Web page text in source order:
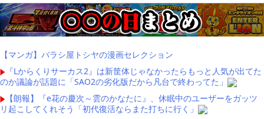
【マンガ】バラシ屋トシヤの漫画セレクション
『Lからくりサーカス2』は新筐体じゃなかったらもっと人気が出てた
のか議論が話題に「SAO2の劣化版だから凡台で終わってた」
【朗報】『e花の慶次～雲のかなたに』、休眠中のユーザーをガッツ
リ起こしてくれそう「初代復活ならまた打ちに行く」